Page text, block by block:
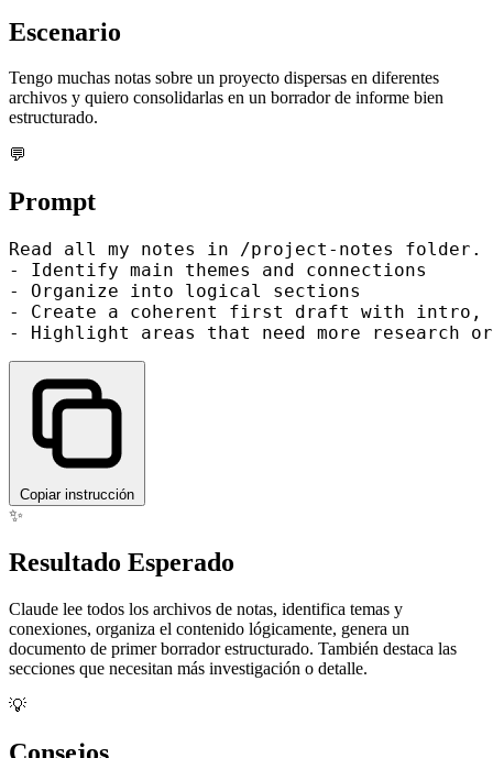
Escenario
Tengo muchas notas sobre un proyecto dispersas en diferentes
archivos y quiero consolidarlas en un borrador de informe bien
estructurado.
💬
Prompt
Read all my notes in /project-notes folder.
- Identify main themes and connections
- Organize into logical sections
- Create a coherent first draft with intro,
Copiar instrucción
✨
Resultado Esperado
Claude lee todos los archivos de notas, identifica temas y
conexiones, organiza el contenido lógicamente, genera un
documento de primer borrador estructurado. También destaca las
secciones que necesitan más investigación o detalle.
💡